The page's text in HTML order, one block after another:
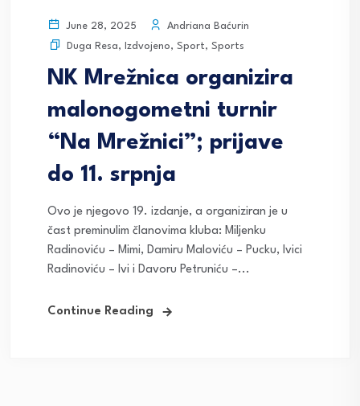
June 28, 2025
Andriana Baćurin
Duga Resa, Izdvojeno, Sport, Sports
NK Mrežnica organizira
malonogometni turnir
“Na Mrežnici”; prijave
do 11. srpnja
Ovo je njegovo 19. izdanje, a organiziran je u
čast preminulim članovima kluba: Miljenku
Radinoviću – Mimi, Damiru Maloviću – Pucku, Ivici
Radinoviću – Ivi i Davoru Petruniću –...
Continue Reading